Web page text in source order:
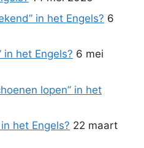
in het Engels? 6
in het Engels? 6 mei
lopen” in het
het Engels? 22 maart